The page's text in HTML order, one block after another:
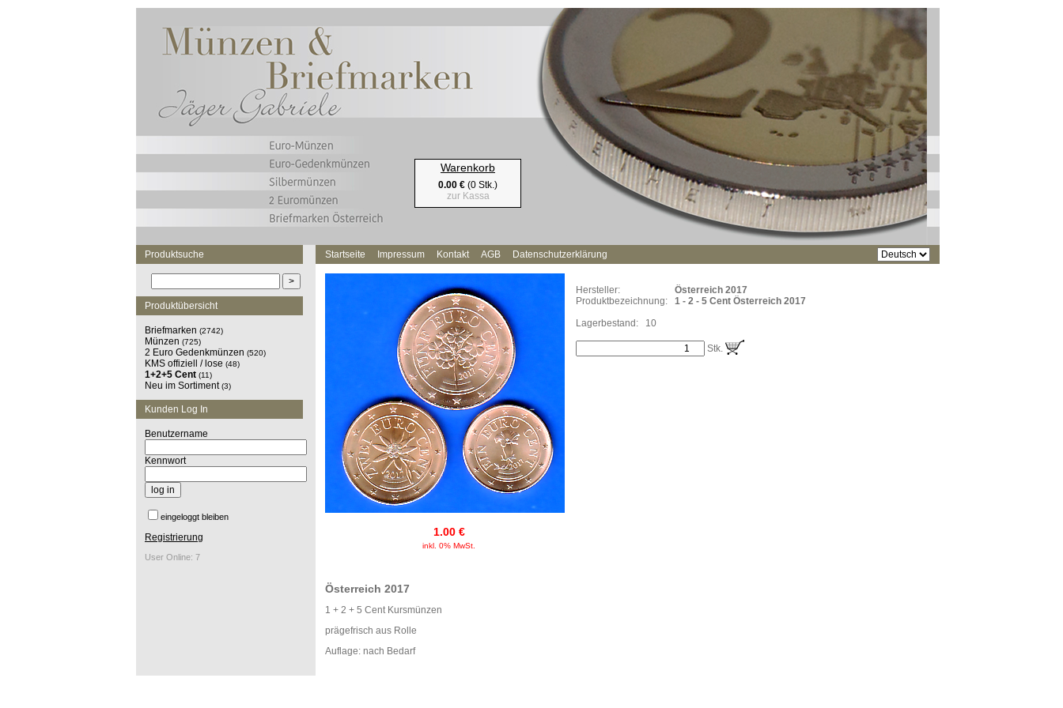
Warenkorb
0.00 € (0 Stk.)
zur Kassa
Produktsuche
Produktübersicht
Briefmarken (2742)
Münzen (725)
2 Euro Gedenkmünzen (520)
KMS offiziell / lose (48)
1+2+5 Cent (11)
Neu im Sortiment (3)
Kunden Log In
Benutzername
Kennwort
eingeloggt bleiben
Registrierung
User Online: 7
Startseite Impressum Kontakt AGB Datenschutzerklärung
1.00 €
inkl. 0% MwSt.
Hersteller:
Österreich 2017
Produktbezeichnung:
1 - 2 - 5 Cent Österreich 2017
Lagerbestand:
10
Stk.
Österreich 2017
1 + 2 + 5 Cent Kursmünzen
prägefrisch aus Rolle
Auflage: nach Bedarf